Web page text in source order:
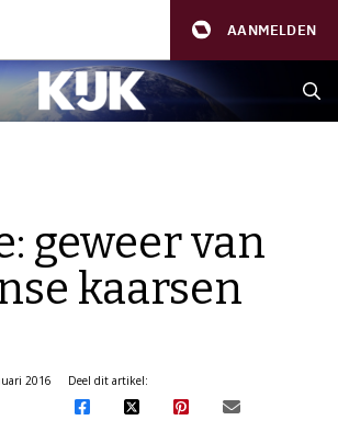
AANMELDEN
geweer van
kaarsen
2016
Deel dit artikel: